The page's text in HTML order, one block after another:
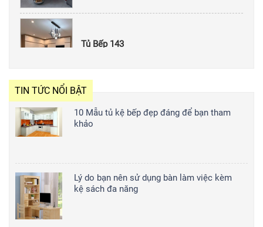
2,000,000đ/md
Tủ bếp 020
2,000,000đ/md
2,000,000đ/md
TIN TỨC NỔI BẬT
10 Mẫu tủ kệ bếp đẹp đáng để bạn tham
khảo
Lý do bạn nên sử dụng bàn làm việc kèm
kệ sách đa năng